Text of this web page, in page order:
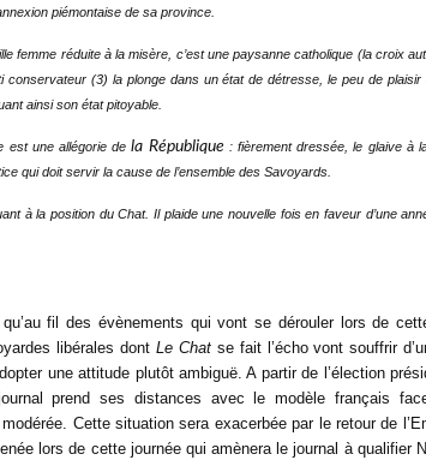
piémontaise de sa province.
femme réduite à la misère, c’est une paysanne catholique (la croix
conservateur (3) la plonge dans un état de détresse, le peu de plaisir
ainsi son état pitoyable.
est une allégorie de la République : fièrement dressée, le glaive à
qui doit servir la cause de l’ensemble des Savoyards.
position du Chat. Il plaide une nouvelle fois en faveur d’une
fil des évènements qui vont se dérouler lors de
libérales dont Le Chatse fait l’écho vont souffrir
une attitude plutôt ambiguë. A partir de l’élection
prend ses distances avec le modèle français
Cette situation sera exacerbée par le retour de
lors de cette journée qui amènera le journal à qualifier